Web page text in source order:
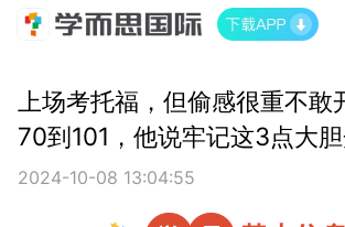
上场考托福，但偷感很重不敢
70到101，他说牢记这3点大胆
2024-10-08 13:04:55